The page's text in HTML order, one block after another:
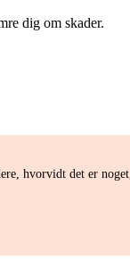
dig om skader.
hvorvidt det er